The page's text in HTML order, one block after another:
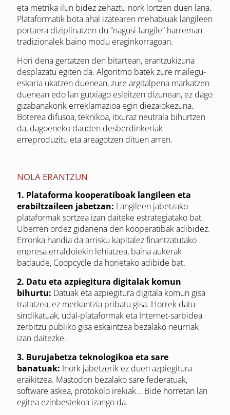
eta metrika ilun bidez zehaztu nork lortzen duen lana.
Plataformatik bota ahal izatearen mehatxuak langileen
portaera diziplinatzen du “nagusi-langile” harreman
tradizionalek baino modu eraginkorragoan.
Hori dena gertatzen den bitartean, erantzukizuna
desplazatu egiten da. Algoritmo batek zure mailegu-
eskaria ukatzen duenean, zure argitalpena markatzen
duenean edo lan gutxiago esleitzen dizunean, ez dago
gizabanakorik erreklamazioa egin diezaiokezuna.
Boterea difusoa, teknikoa, itxuraz neutrala bihurtzen
da, dagoeneko dauden desberdinkeriak
erreproduzitu eta areagotzen dituen arren.
NOLA ERANTZUN
1. Plataforma kooperatiboak langileen eta
erabiltzaileen jabetzan: Langileen jabetzako
plataformak sortzea izan daiteke estrategiatako bat.
Uberren ordez gidariena den kooperatibak adibidez.
Erronka handia da arrisku kapitalez finantzatutako
enpresa erraldoiekin lehiatzea, baina aukerak
badaude, Coopcycle da horietako adibide bat.
2. Datu eta azpiegitura digitalak komun
bihurtu: Datuak eta azpiegitura digitala komun gisa
tratatzea, ez merkantzia pribatu gisa. Horrek datu-
sindikatuak, udal-plataformak eta Internet-sarbidea
zerbitzu publiko gisa eskaintzea bezalako neurriak
izan daitezke.
3. Burujabetza teknologikoa eta sare
banatuak: Inork jabetzerik ez duen azpiegitura
eraikitzea. Mastodon bezalako sare federatuak,
software askea, protokolo irekiak... Bide horretan lan
egitea ezinbestekoa izango da.